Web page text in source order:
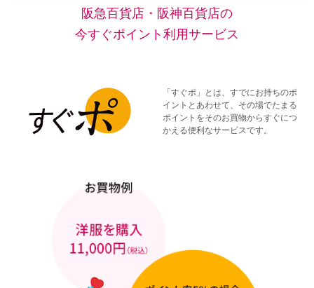
阪急百貨店・阪神百貨店の
今すぐポイント利用サービス
「すぐポ」とは、すでにお持ちのポ
イントとあわせて、その場でたまる
ポイントをそのお買物からすぐにつ
かえる便利なサービスです。